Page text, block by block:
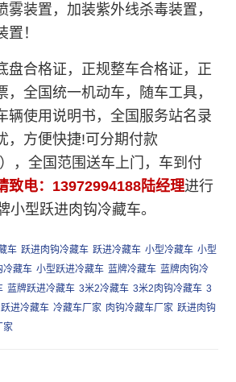
雾装置，加装紫外线杀毒装置，
！
盘合格证，正规整车合格证，正
，全国统一机动车，随车工具，
辆使用说明书，全国服务站名录
，方便快捷!可分期付款
，全国范围送车上门，车到付
致电：13972994188陆经理进行
小型跃进肉钩冷藏车。
车 跃进肉钩冷藏车 跃进冷藏车 小型冷藏车 小型
冷藏车 小型跃进冷藏车 蓝牌冷藏车 蓝牌肉钩冷
蓝牌跃进冷藏车 3米2冷藏车 3米2肉钩冷藏车 3
进冷藏车 冷藏车厂家 肉钩冷藏车厂家 跃进肉钩
家